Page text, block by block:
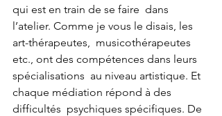
qui est en train de se faire  dans
l’atelier. Comme je vous le disais, les
art-thérapeutes,  musicothérapeutes
etc., ont des compétences dans leurs
spécialisations  au niveau artistique. Et
chaque médiation répond à des
difficultés  psychiques spécifiques. De